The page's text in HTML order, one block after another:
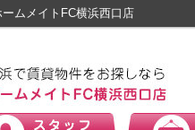
ムメイトFC横浜西口店